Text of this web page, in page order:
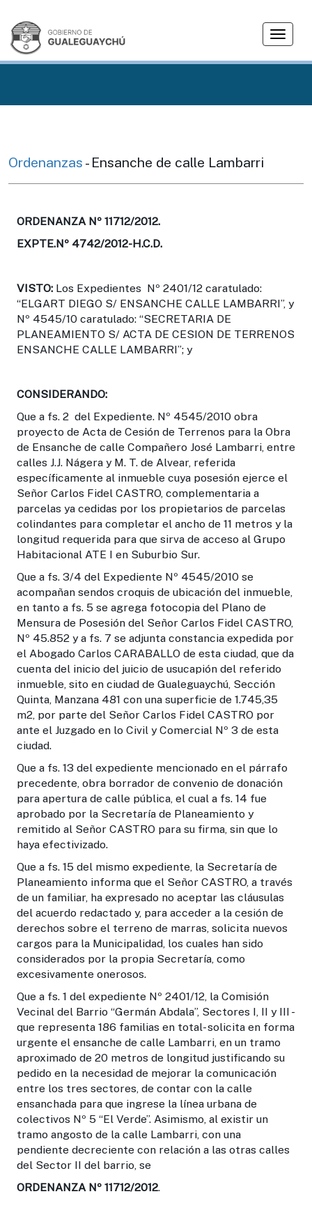
T
g
Ordenanzas - Ensanche de calle Lambarri
ORDENANZA Nº 11712/2012.
EXPTE.Nº 4742/2012-H.C.D.
VISTO: Los Expedientes Nº 2401/12 caratulado:
“ELGART DIEGO S/ ENSANCHE CALLE LAMBARRI”, y
Nº 4545/10 caratulado: “SECRETARIA DE
PLANEAMIENTO S/ ACTA DE CESION DE TERRENOS
ENSANCHE CALLE LAMBARRI”; y
CONSIDERANDO:
Que a fs. 2 del Expediente. Nº 4545/2010 obra
proyecto de Acta de Cesión de Terrenos para la Obra
de Ensanche de calle Compañero José Lambarri, entre
calles J.J. Nágera y M. T. de Alvear, referida
específicamente al inmueble cuya posesión ejerce el
Señor Carlos Fidel CASTRO, complementaria a
parcelas ya cedidas por los propietarios de parcelas
colindantes para completar el ancho de 11 metros y la
longitud requerida para que sirva de acceso al Grupo
Habitacional ATE I en Suburbio Sur.
Que a fs. 3/4 del Expediente Nº 4545/2010 se
acompañan sendos croquis de ubicación del inmueble,
en tanto a fs. 5 se agrega fotocopia del Plano de
Mensura de Posesión del Señor Carlos Fidel CASTRO,
Nº 45.852 y a fs. 7 se adjunta constancia expedida por
el Abogado Carlos CARABALLO de esta ciudad, que da
cuenta del inicio del juicio de usucapión del referido
inmueble, sito en ciudad de Gualeguaychú, Sección
Quinta, Manzana 481 con una superficie de 1.745,35
m2, por parte del Señor Carlos Fidel CASTRO por
ante el Juzgado en lo Civil y Comercial Nº 3 de esta
ciudad.
Que a fs. 13 del expediente mencionado en el párrafo
precedente, obra borrador de convenio de donación
para apertura de calle pública, el cual a fs. 14 fue
aprobado por la Secretaría de Planeamiento y
remitido al Señor CASTRO para su firma, sin que lo
haya efectivizado.
Que a fs. 15 del mismo expediente, la Secretaría de
Planeamiento informa que el Señor CASTRO, a través
de un familiar, ha expresado no aceptar las cláusulas
del acuerdo redactado y, para acceder a la cesión de
derechos sobre el terreno de marras, solicita nuevos
cargos para la Municipalidad, los cuales han sido
considerados por la propia Secretaría, como
excesivamente onerosos.
Que a fs. 1 del expediente Nº 2401/12, la Comisión
Vecinal del Barrio “Germán Abdala”, Sectores I, II y III -
que representa 186 familias en total- solicita en forma
urgente el ensanche de calle Lambarri, en un tramo
aproximado de 20 metros de longitud justificando su
pedido en la necesidad de mejorar la comunicación
entre los tres sectores, de contar con la calle
ensanchada para que ingrese la línea urbana de
colectivos Nº 5 “El Verde”. Asimismo, al existir un
tramo angosto de la calle Lambarri, con una
pendiente decreciente con relación a las otras calles
del Sector II del barrio, se
ORDENANZA Nº 11712/2012.